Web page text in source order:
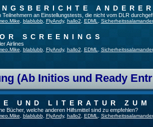
an Einstellungstests, die nicht vom DLR
blablubb, FlyAndy, hallo2 EDML Sicherheitssalamander
SCREENINGS
Airlines
blablubb, FlyAndy, hallo2 EDML Sicherheitssalamander
(Ab Initios und Ready
UND LITERATUR ZUM
Bücher, welche anderen Hilfsmittel sind zu empfehlen?
blablubb, FlyAndy, hallo2 EDML Sicherheitssalamander